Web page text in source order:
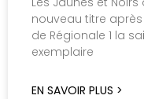
nouveau titre
de Régionale 1 la
exemplaire
EN SAVOIR PLUS >